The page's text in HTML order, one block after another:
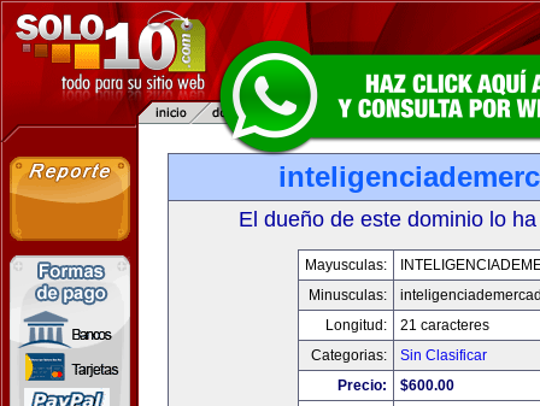
El dueño de este dominio lo
Mayusculas:
Minusculas:
Longitud:
21 caracteres
Categorias:
Sin Clasificar
Precio:
$600.00